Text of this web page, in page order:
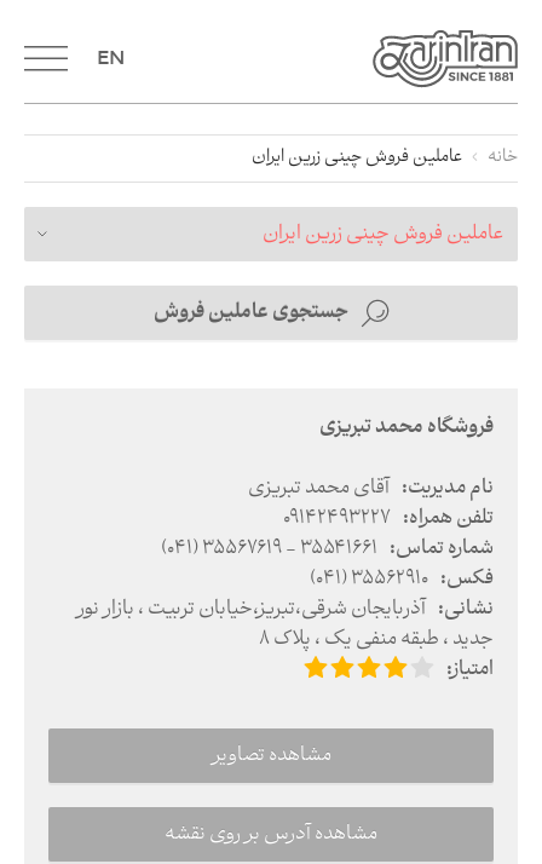
EN
خانه عاملین فروش چینی زرین ایران
عاملین فروش چینی زرین ایران
جستجوی عاملین فروش
فروشگاه محمد تبریزی
نام مدیریت: آقای محمد تبریزی
تلفن همراه:
09142493227
شماره تماس:
(041) 35567619 - 35541661
فکس:
(041) 35562910
نشانی: آذربایجان شرقی،تبریز،خیابان تربیت ، بازار نور
جدید ، طبقه منفی یک ، پلاک 8
امتیاز:
مشاهده تصاویر
مشاهده آدرس بر روی نقشه